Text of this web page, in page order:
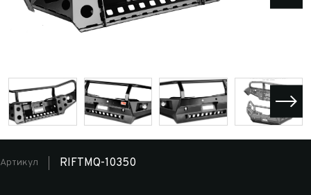
Артикул RIFTMQ-10350